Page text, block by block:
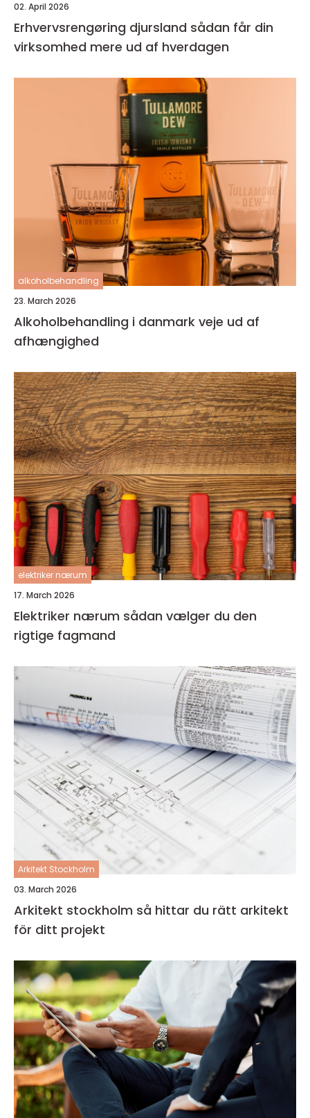
02. April 2026
Erhvervsrengøring djursland sådan får din
virksomhed mere ud af hverdagen
alkoholbehandling
23. March 2026
Alkoholbehandling i danmark veje ud af
afhængighed
elektriker nærum
17. March 2026
Elektriker nærum sådan vælger du den
rigtige fagmand
Arkitekt Stockholm
03. March 2026
Arkitekt stockholm så hittar du rätt arkitekt
för ditt projekt